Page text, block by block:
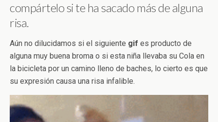
compártelo si te ha sacado más de alguna
risa.
Aún no dilucidamos si el siguiente gif es producto de
alguna muy buena broma o si esta niña llevaba su Cola en
la bicicleta por un camino lleno de baches, lo cierto es que
su expresión causa una risa infalible.